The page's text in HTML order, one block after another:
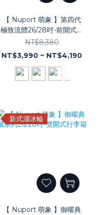
【 Nuport 萌象 】第四代
極致流體26/28吋-前開式行
李箱
NT$8,380
NT$3,990 ~ NT$4,190
新式溜冰輪
【 Nuport 萌象 】御曜典